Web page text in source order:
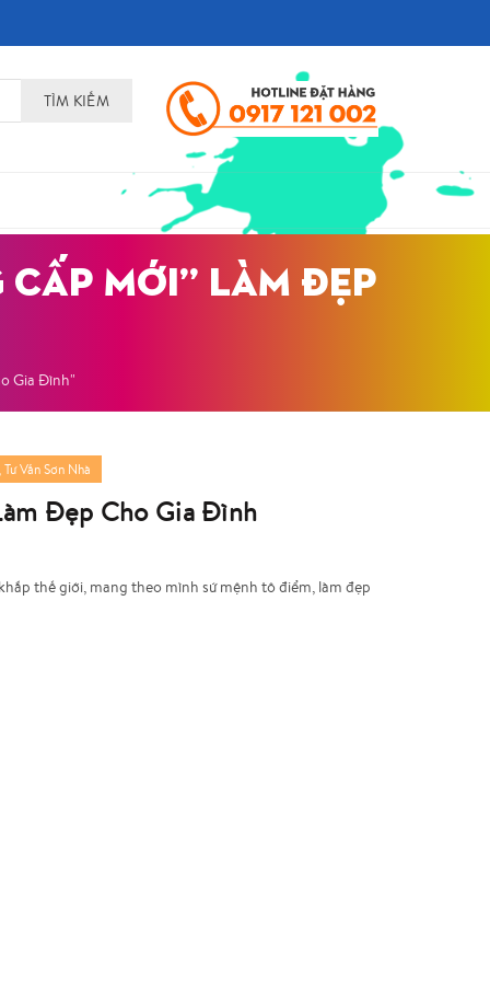
TÌM KIẾM
MỚI” LÀM ĐẸP
Gia Đình"
, Tư Vấn Sơn Nhà
Đẹp Cho Gia Đình
thế giới, mang theo mình sứ mệnh tô điểm, làm đẹp